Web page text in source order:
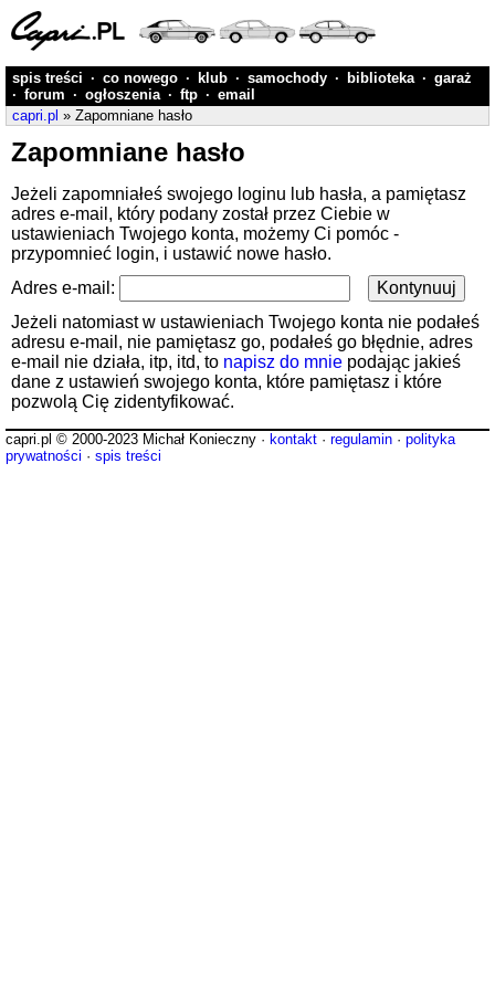
spis treści · co nowego · klub · samochody · biblioteka · garaż
· forum · ogłoszenia · ftp · email
capri.pl » Zapomniane hasło
Zapomniane hasło
Jeżeli zapomniałeś swojego loginu lub hasła, a pamiętasz
adres e-mail, który podany został przez Ciebie w
ustawieniach Twojego konta, możemy Ci pomóc -
przypomnieć login, i ustawić nowe hasło.
Adres e-mail:
Jeżeli natomiast w ustawieniach Twojego konta nie podałeś
adresu e-mail, nie pamiętasz go, podałeś go błędnie, adres
e-mail nie działa, itp, itd, to napisz do mnie podając jakieś
dane z ustawień swojego konta, które pamiętasz i które
pozwolą Cię zidentyfikować.
capri.pl © 2000-2023 Michał Konieczny · kontakt · regulamin · polityka
prywatności · spis treści